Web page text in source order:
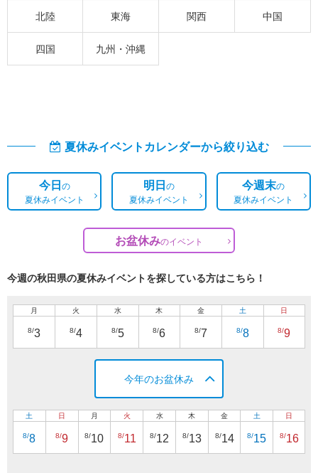
北陸 東海 関西 中国
四国 九州・沖縄
夏休みイベントカレンダーから絞り込む
今日の
夏休みイベント
明日の
夏休みイベント
今週末の
夏休みイベント
お盆休みのイベント
今週の秋田県の夏休みイベントを探している方はこちら！
月
8/3
火
8/4
水
8/5
木
8/6
金
8/7
土
8/8
日
8/9
今年のお盆休み
土
8/8
日
8/9
月
8/10
火
8/11
水
8/12
木
8/13
金
8/14
土
8/15
日
8/16